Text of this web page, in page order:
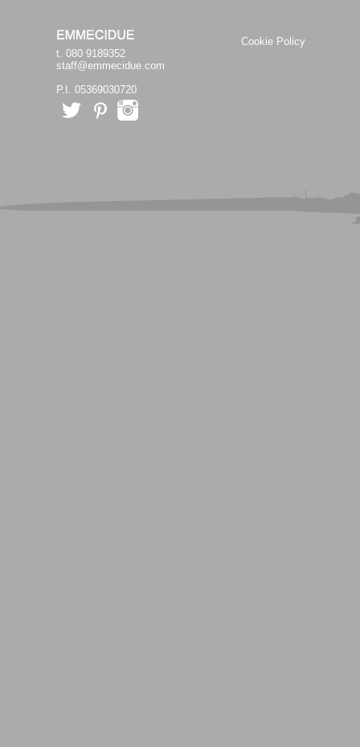
t. 080 9189352
staff@emmecidue.com
P.I. 05369030720
Cookie Policy